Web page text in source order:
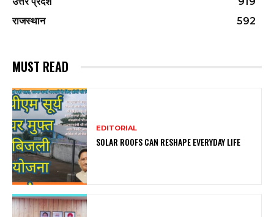
राजस्थान
592
MUST READ
EDITORIAL
SOLAR ROOFS CAN RESHAPE EVERYDAY LIFE